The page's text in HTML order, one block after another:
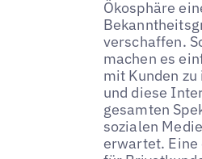
Ökosphäre
verschaffen.
machen es
mit Kunden
und diese
gesamten
sozialen
erwartet.